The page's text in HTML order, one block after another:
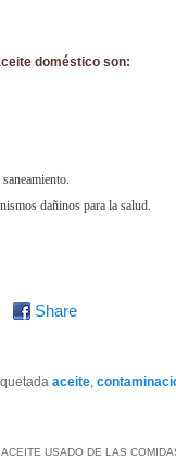
doméstico son:
dañinos para la salud.
Share
aceite,
USADO DE LAS